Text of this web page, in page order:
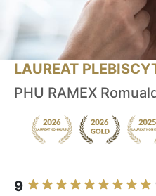
LAUREAT
PHU RAMEX
9